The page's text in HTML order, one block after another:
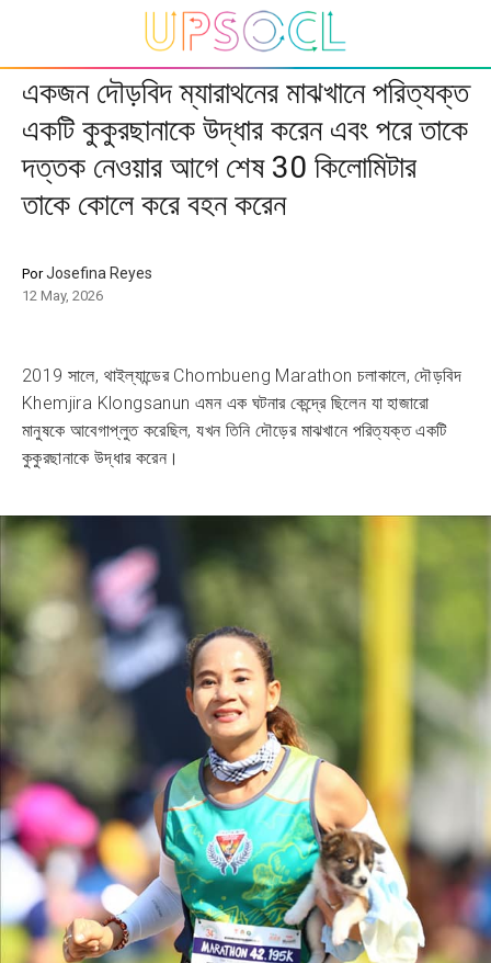
একজন দৌড়বিদ ম্যারাথনের মাঝখানে পরিত্যক্ত
একটি কুকুরছানাকে উদ্ধার করেন এবং পরে তাকে
দত্তক নেওয়ার আগে শেষ 30 কিলোমিটার
তাকে কোলে করে বহন করেন
PorJosefina Reyes
12 May, 2026
2019 সালে, থাইল্যান্ডের Chombueng Marathon চলাকালে, দৌড়বিদ
Khemjira Klongsanun এমন এক ঘটনার কেন্দ্রে ছিলেন যা হাজারো
মানুষকে আবেগাপ্লুত করেছিল, যখন তিনি দৌড়ের মাঝখানে পরিত্যক্ত একটি
কুকুরছানাকে উদ্ধার করেন।